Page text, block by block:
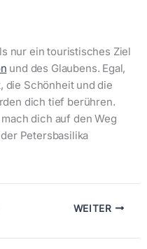
nur ein touristisches Ziel
und des Glaubens. Egal,
die Schönheit und die
dich tief berühren.
dich auf den Weg
Petersbasilika
WEITER